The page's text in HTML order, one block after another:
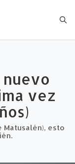
nuevo
vez
Matusalén), esto